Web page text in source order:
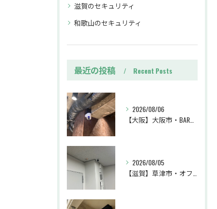
滋賀のセキュリティ
和歌山のセキュリティ
最近の投稿 Recent Posts
2026/08/06
2026/08/05